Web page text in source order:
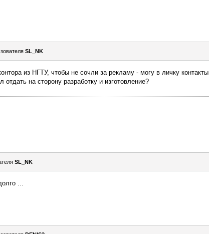
SL_NK
из НГТУ, чтобы не сочли за рекламу - могу в личку контакты
на сторону разработку и изготовление?
SL_NK
...